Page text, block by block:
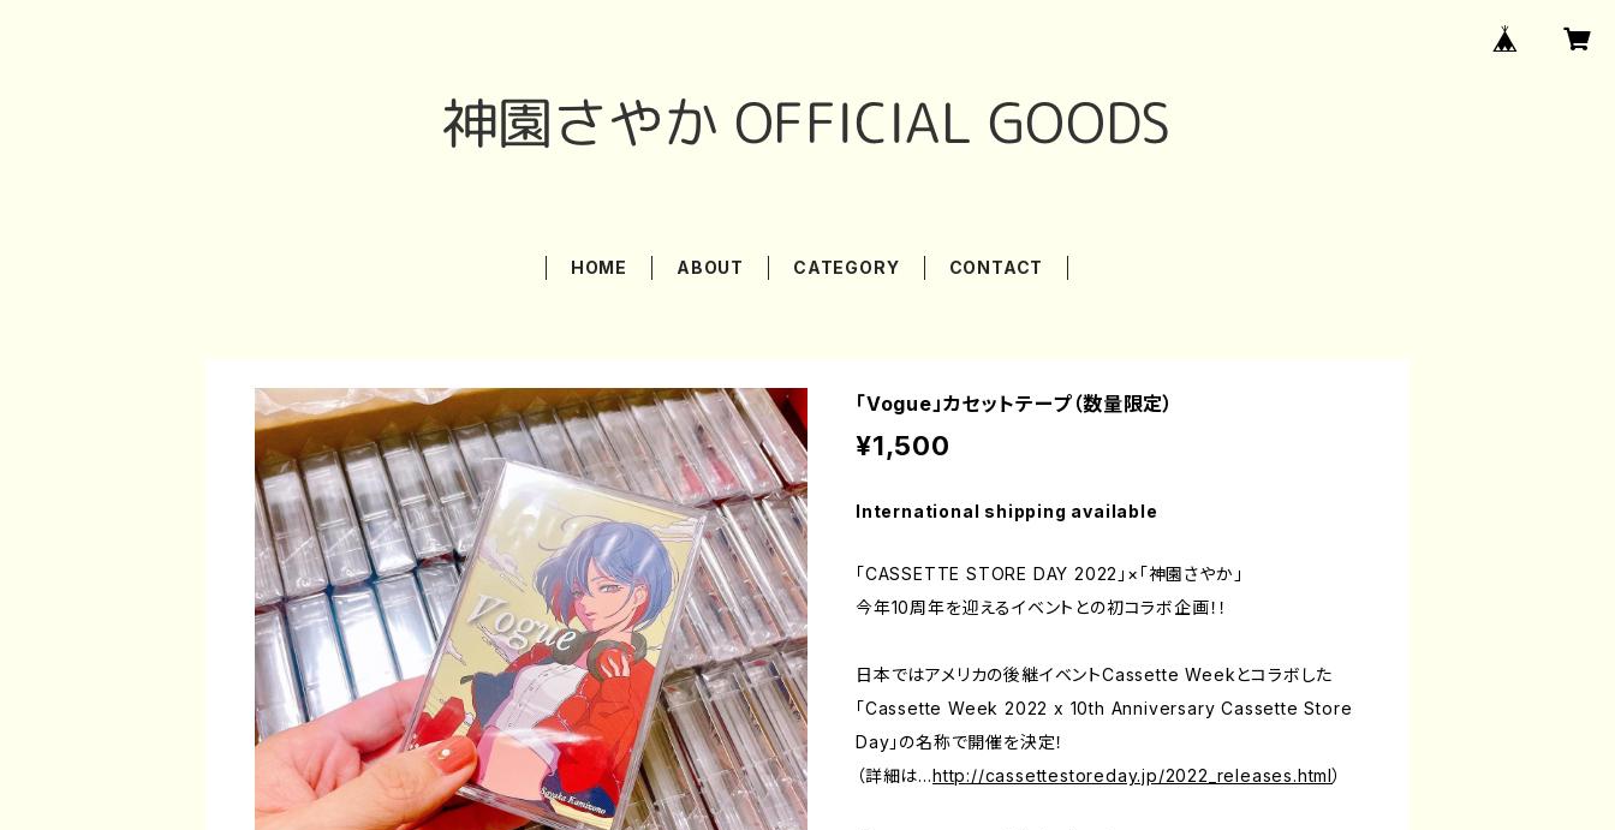
HOME ABOUT CATEGORY CONTACT
「Vogue」カセットテープ（数量限定）
¥1,500
International shipping available
「CASSETTE STORE DAY 2022」×「神園さやか」
今年10周年を迎えるイベントとの初コラボ企画！！
日本ではアメリカの後継イベントCassette Weekとコラボした
「Cassette Week 2022 x 10th Anniversary Cassette Store
Day」の名称で開催を決定！
（詳細は…http://cassettestoreday.jp/2022_releases.html）